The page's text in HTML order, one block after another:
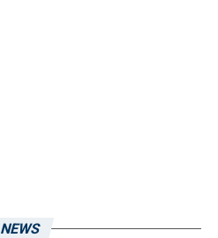
NEWS